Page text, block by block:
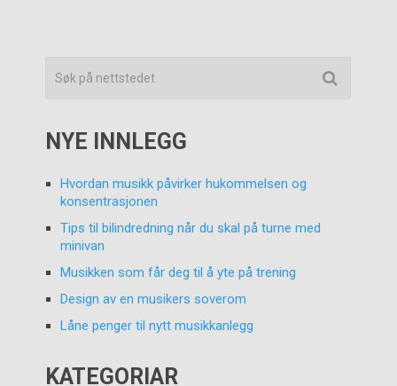
NYE INNLEGG
Hvordan musikk påvirker hukommelsen og
konsentrasjonen
Tips til bilindredning når du skal på turne med
minivan
Musikken som får deg til å yte på trening
Design av en musikers soverom
Låne penger til nytt musikkanlegg
KATEGORIAR